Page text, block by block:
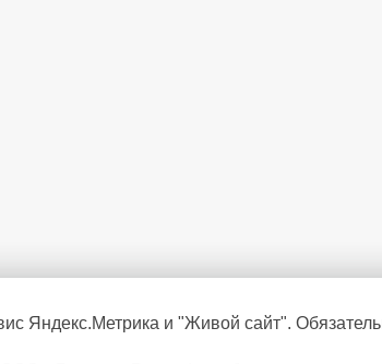
Яндекс.Метрика и "Живой сайт".